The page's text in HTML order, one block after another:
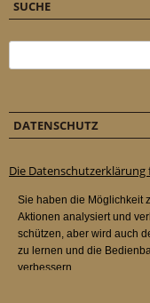
SUCHE
DATENSCHUTZ
Die